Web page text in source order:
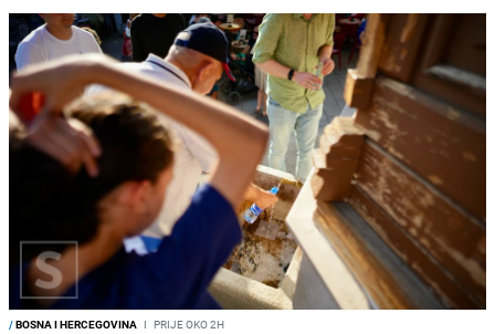
/BOSNA I HERCEGOVINA I PRIJE OKO 2H